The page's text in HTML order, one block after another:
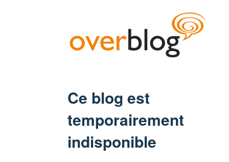
Ce blog est
temporairement
indisponible